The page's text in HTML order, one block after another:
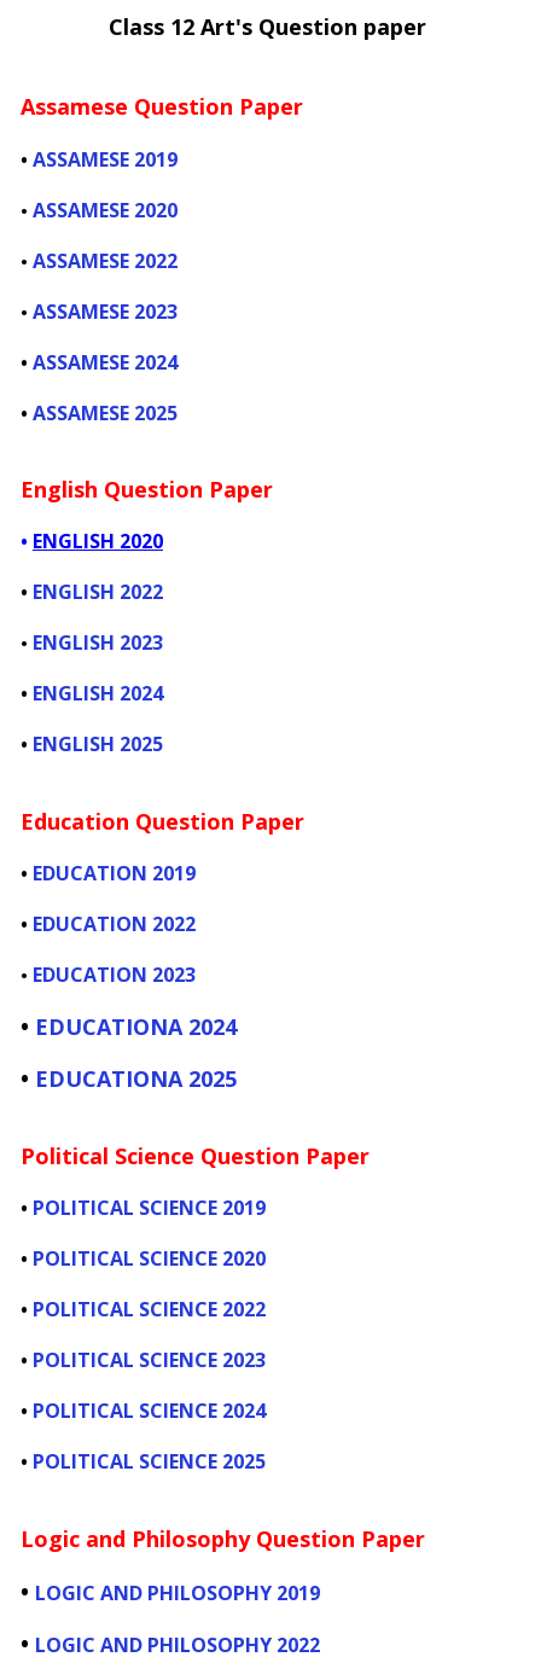
Class 12 Art's Question paper
Assamese Question Paper
• ASSAMESE 2019
• ASSAMESE 2020
• ASSAMESE 2022
• ASSAMESE 2023
• ASSAMESE 2024
• ASSAMESE 2025
English Question Paper
• ENGLISH 2020
• ENGLISH 2022
• ENGLISH 2023
• ENGLISH 2024
• ENGLISH 2025
Education Question Paper
• EDUCATION 2019
• EDUCATION 2022
• EDUCATION 2023
• EDUCATIONA 2024
• EDUCATIONA 2025
Political Science Question Paper
• POLITICAL SCIENCE 2019
• POLITICAL SCIENCE 2020
• POLITICAL SCIENCE 2022
• POLITICAL SCIENCE 2023
• POLITICAL SCIENCE 2024
• POLITICAL SCIENCE 2025
Logic and Philosophy Question Paper
• LOGIC AND PHILOSOPHY 2019
• LOGIC AND PHILOSOPHY 2022